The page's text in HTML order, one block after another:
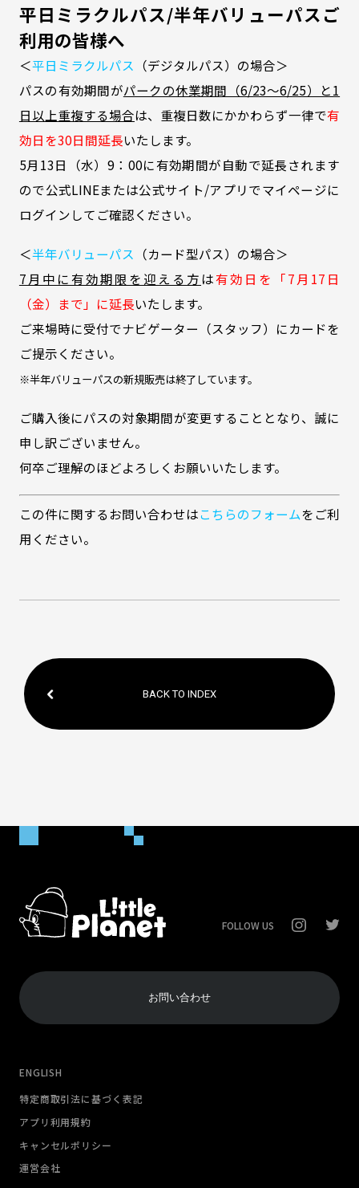
平日ミラクルパス/半年バリューパスご
利用の皆様へ
＜平日ミラクルパス （デジタルパス）の場合＞
パスの有効期間がパークの休業期間（6/23～6/25）と1
日以上重複する場合は、重複日数にかかわらず一律で有
効日を30日間延長いたします。
5月13日（水）9：00に有効期間が自動で延長されます
ので公式LINEまたは公式サイト/アプリでマイページに
ログインしてご確認ください。
＜半年バリューパス （カード型パス）の場合＞
7月中に有効期限を迎える方は有効日を「7月17日
（金）まで」に延長いたします。
ご来場時に受付でナビゲーター（スタッフ）にカードを
ご提示ください。
※半年バリューパスの新規販売は終了しています。
ご購入後にパスの対象期間が変更することとなり、誠に
申し訳ございません。
何卒ご理解のほどよろしくお願いいたします。
この件に関するお問い合わせはこちらのフォームをご利
用ください。
BACK TO INDEX
FOLLOW US
お問い合わせ
ENGLISH
特定商取引法に基づく表記
アプリ利用規約
キャンセルポリシー
運営会社